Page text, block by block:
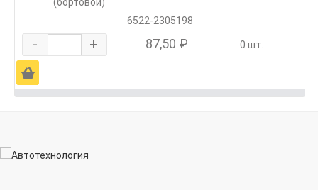
6522-2305198
- + 87,50 ₽ 0 шт.
Ä